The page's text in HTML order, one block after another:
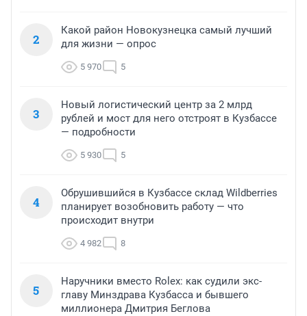
2
Какой район Новокузнецка самый лучший
для жизни — опрос
5 970 5
3
Новый логистический центр за 2 млрд
рублей и мост для него отстроят в Кузбассе
— подробности
5 930 5
4
Обрушившийся в Кузбассе склад Wildberries
планирует возобновить работу — что
происходит внутри
4 982 8
5
Наручники вместо Rolex: как судили экс-
главу Минздрава Кузбасса и бывшего
миллионера Дмитрия Беглова